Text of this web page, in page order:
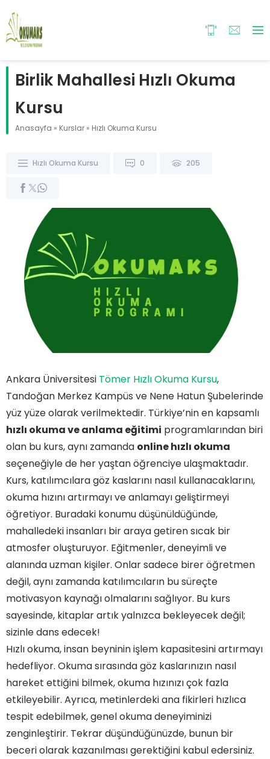
Birlik Mahallesi Hızlı Okuma
Kursu
Anasayfa » Kurslar » Hızlı Okuma Kursu
Hızlı Okuma Kursu 0 205
Ankara Üniversitesi Tömer Hızlı Okuma Kursu,
Tandoğan Merkez Kampüs ve Nene Hatun Şubelerinde
yüz yüze olarak verilmektedir. Türkiye’nin en kapsamlı
hızlı okuma ve anlama eğitimi programlarından biri
olan bu kurs, aynı zamanda online hızlı okuma
seçeneğiyle de her yaştan öğrenciye ulaşmaktadır.
Kurs, katılımcılara göz kaslarını nasıl kullanacaklarını,
okuma hızını artırmayı ve anlamayı geliştirmeyi
öğretiyor. Buradaki konumu düşünüldüğünde,
mahalledeki insanları bir araya getiren sıcak bir
atmosfer oluşturuyor. Eğitmenler, deneyimli ve
alanında uzman kişiler. Onlar sadece birer öğretmen
değil, aynı zamanda katılımcıların bu süreçte
motivasyon kaynağı olmalarını sağlıyor. Bu kurs
sayesinde, kitaplar artık yalnızca bekleyecek değil;
sizinle dans edecek!
Hızlı okuma, insan beyninin işlem kapasitesini artırmayı
hedefliyor. Okuma sırasında göz kaslarınızın nasıl
hareket ettiğini bilmek, okuma hızınızı çok fazla
etkileyebilir. Ayrıca, metinlerdeki ana fikirleri hızlıca
tespit edebilmek, genel okuma deneyiminizi
zenginleştirir. Tekrar düşündüğünüzde, bunun bir
beceri olarak kazanılması gerektiğini kabul edersiniz.